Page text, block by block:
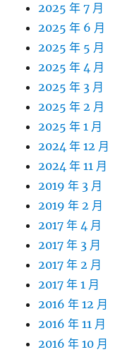
2025 年 7 月
2025 年 6 月
2025 年 5 月
2025 年 4 月
2025 年 3 月
2025 年 2 月
2025 年 1 月
2024 年 12 月
2024 年 11 月
2019 年 3 月
2019 年 2 月
2017 年 4 月
2017 年 3 月
2017 年 2 月
2017 年 1 月
2016 年 12 月
2016 年 11 月
2016 年 10 月